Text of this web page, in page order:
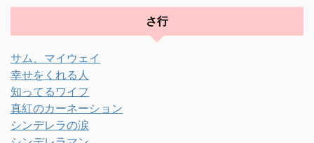
さ行
サム、マイウェイ
幸せをくれる人
知ってるワイフ
真紅のカーネーション
シンデレラの涙